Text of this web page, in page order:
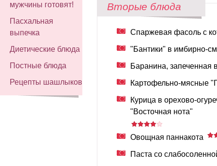
мужчины готовят!
Пасхальная
выпечка
Диетические блюда
Постные блюда
Рецепты шашлыков
Вторые блюда
Спаржевая фасоль с
"Бантики" в имбирно-
Баранина, запеченная
Картофельно-мясные
Курица в орехово-
"Восточная нота"
Овощная паннакота
Паста со